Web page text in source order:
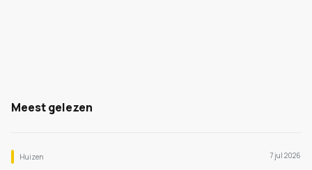
Meest gelezen
Huizen 7 jul 2026